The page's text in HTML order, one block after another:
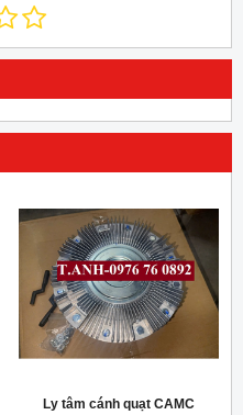
Ly tâm cánh quạt CAMC